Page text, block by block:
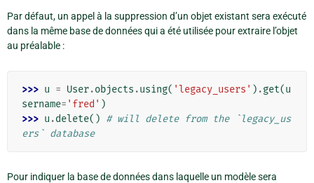
Par défaut, un appel à la suppression d’un objet existant sera exécuté
dans la même base de données qui a été utilisée pour extraire l’objet
au préalable :
>>> u = User.objects .using( 'legacy_users' ) .get(u
sername= 'fred' )
>>> u .delete() # will delete from the `legacy_us
ers` database
Pour indiquer la base de données dans laquelle un modèle sera